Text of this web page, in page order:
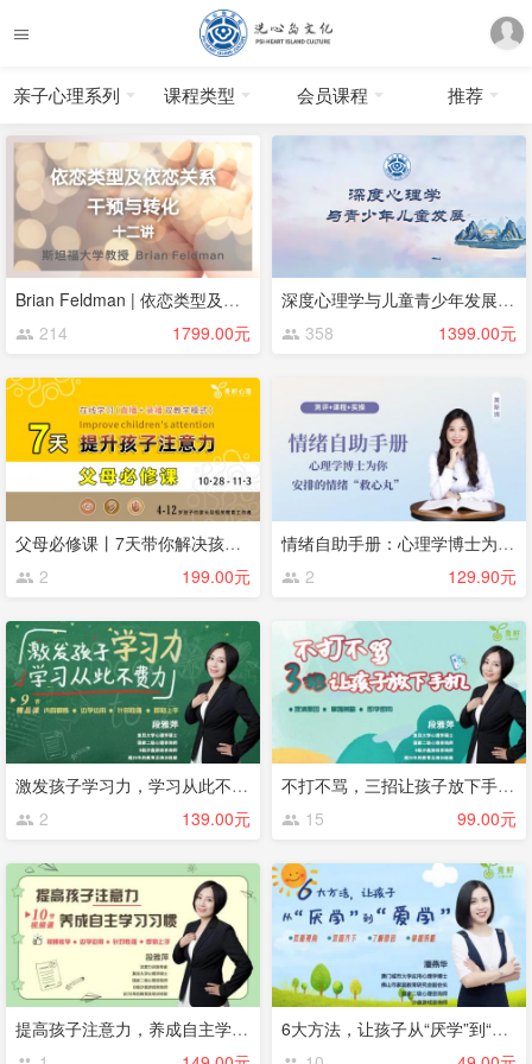
亲子心理系列 课程类型 会员课程 推荐
Brian Feldman | 依恋类型及依恋关系——干预与转化
214
1799.00元
深度心理学与儿童青少年发展十二讲
358
1399.00元
父母必修课丨7天带你解决孩子注意力不集中问题！
2
199.00元
情绪自助手册：心理学博士为你安排的情绪“救心丸”
2
129.90元
激发孩子学习力，学习从此不费力丨段雅萍
2
139.00元
不打不骂，三招让孩子放下手机丨段雅萍
15
99.00元
提高孩子注意力，养成自主学习习惯丨段雅萍
6大方法，让孩子从“厌学”到“爱学”丨潘燕华